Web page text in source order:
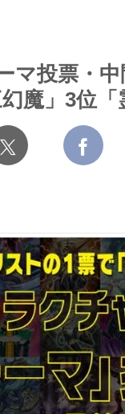
マ投票・
魔」3位「